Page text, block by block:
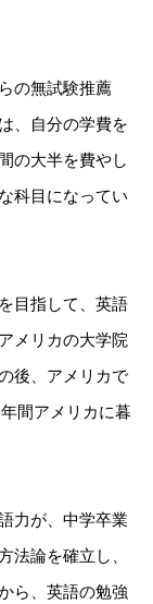
の無試験推薦
、自分の学費を
の大半を費やし
科目になってい
目指して、英語
メリカの大学院
後、アメリカで
間アメリカに暮
力が、中学卒業
法論を確立し、
ら、英語の勉強